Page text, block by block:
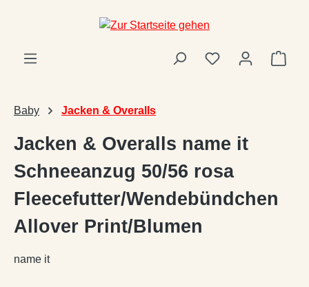
Zum Hauptinhalt springen
Baby Jacken & Overalls
Jacken & Overalls name it
Schneeanzug 50/56 rosa
Fleecefutter/Wendebündchen
Allover Print/Blumen
name it